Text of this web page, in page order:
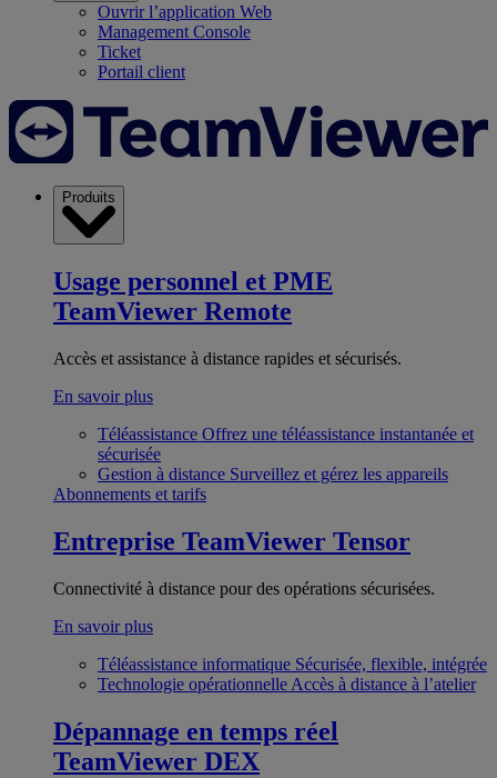
Ouvrir l’application Web
Management Console
Ticket
Portail client
Produits
Usage personnel et PME
TeamViewer Remote
Accès et assistance à distance rapides et sécurisés.
En savoir plus
Téléassistance Offrez une téléassistance instantanée et
sécurisée
Gestion à distance Surveillez et gérez les appareils
Abonnements et tarifs
Entreprise TeamViewer Tensor
Connectivité à distance pour des opérations sécurisées.
En savoir plus
Téléassistance informatique Sécurisée, flexible, intégrée
Technologie opérationnelle Accès à distance à l’atelier
Dépannage en temps réel
TeamViewer DEX